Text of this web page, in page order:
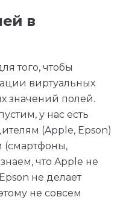
в
того, чтобы
виртуальных
значений полей.
у нас есть
(Apple, Epson)
(смартфоны,
что Apple не
не делает
не совсем